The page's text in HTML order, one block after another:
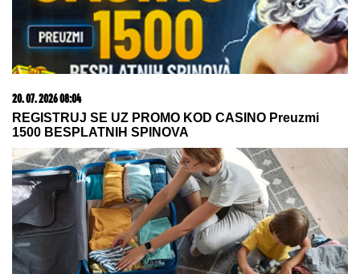
20. 07. 2026 08:04
REGISTRUJ SE UZ PROMO KOD CASINO Preuzmi
1500 BESPLATNIH SPINOVA